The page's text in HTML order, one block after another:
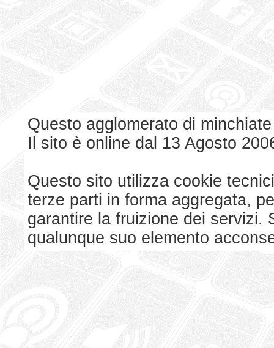
Questo agglomerato di
Il sito è online dal 13 Agosto
Questo sito utilizza cookie
terze parti in forma aggregata,
garantire la fruizione dei servizi.
qualunque suo elemento